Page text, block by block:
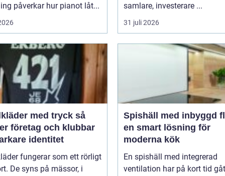
påverkar hur pianot låt...
samlare, investerare ...
31 juli 2026
med tryck så
företag och klubbar
identitet
fungerar som ett rörligt
De syns på mässor, i
Spishäll med inbyggd
en smart lösning för
moderna kök
En spishäll med integrerad
ventilation har på kort tid